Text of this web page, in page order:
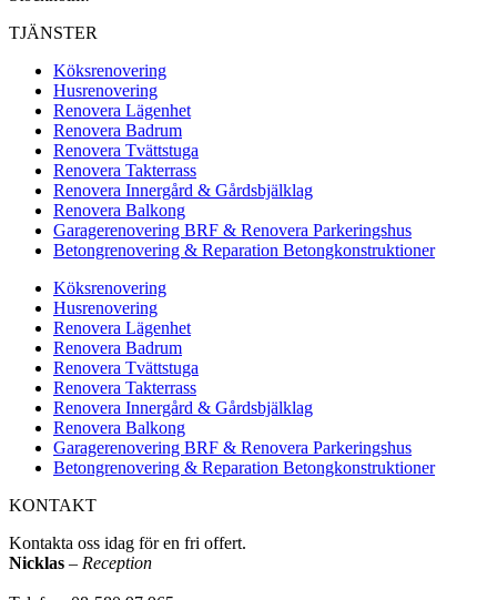
TJÄNSTER
Köksrenovering
Husrenovering
Renovera Lägenhet
Renovera Badrum
Renovera Tvättstuga
Renovera Takterrass
Renovera Innergård & Gårdsbjälklag
Renovera Balkong
Garagerenovering BRF & Renovera Parkeringshus
Betongrenovering & Reparation Betongkonstruktioner
Köksrenovering
Husrenovering
Renovera Lägenhet
Renovera Badrum
Renovera Tvättstuga
Renovera Takterrass
Renovera Innergård & Gårdsbjälklag
Renovera Balkong
Garagerenovering BRF & Renovera Parkeringshus
Betongrenovering & Reparation Betongkonstruktioner
KONTAKT
Kontakta oss idag för en fri offert.
Nicklas – Reception